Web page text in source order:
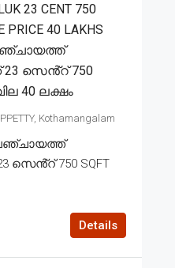
23 CENT 750
PRICE 40 LAKHS
പഞ്ചായത്ത്
സെൻ്റ് 750
40 ലക്ഷം
Kothamangalam
പഞ്ചായത്ത്
സെൻ്റ് 750 SQFT
Details